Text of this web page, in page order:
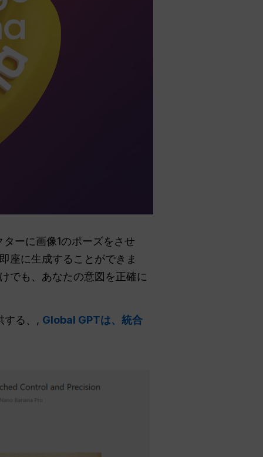
ーに画像1のポーズをさせ
座に生成することができま
でも、あなたの意図を正確に
する、, Global GPTは、統合